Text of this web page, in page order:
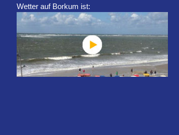
Wetter auf Borkum ist: